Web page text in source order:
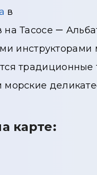
в
Тасосе —
инструкторами
традиционные
карте: